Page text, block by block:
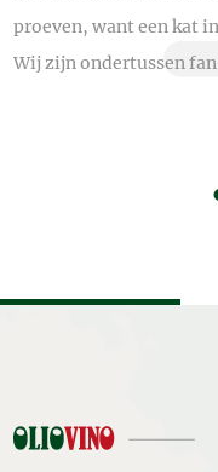
proeven, want een kat
Wij zijn ondertussen